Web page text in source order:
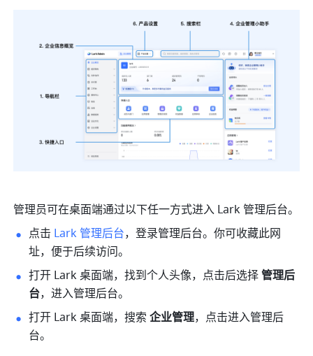
管理员可在桌面端通过以下任一方式进入 Lark 管理后台。
点击 Lark 管理后台，登录管理后台。你可收藏此网
址，便于后续访问。
打开 Lark 桌面端，找到个人头像，点击后选择 管理后
台，进入管理后台。
打开 Lark 桌面端，搜索 企业管理，点击进入管理后
台。